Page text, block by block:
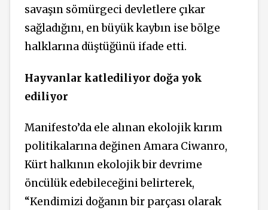
savaşın sömürgeci devletlere çıkar
sağladığını, en büyük kaybın ise bölge
halklarına düştüğünü ifade etti.
Hayvanlar katlediliyor doğa yok
ediliyor
Manifesto’da ele alınan ekolojik kırım
politikalarına değinen Amara Ciwanro,
Kürt halkının ekolojik bir devrime
öncülük edebileceğini belirterek,
“Kendimizi doğanın bir parçası olarak